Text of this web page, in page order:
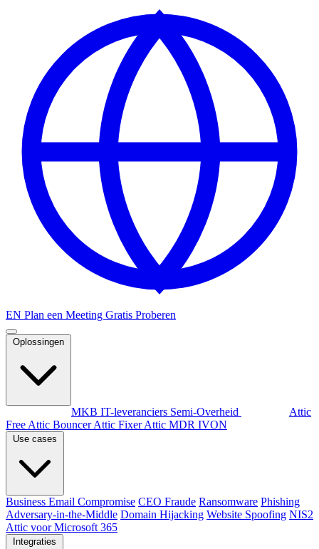
EN Plan een Meeting Gratis Proberen
MKB IT-leveranciers Semi-Overheid
Attic
Free Attic BouncerAttic FixerAttic MDR IVON
Business Email Compromise CEO Fraude Ransomware Phishing
Adversary-in-the-Middle Domain Hijacking Website Spoofing NIS2
Attic voor Microsoft 365